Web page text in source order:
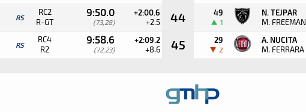
RS
RC2
R-GT
9:50.0
(73,28)
+2:00.6
+2.5 44 49
1
N. TEJPAR
M. FREEMAN
RS
RC4
R2
9:58.6
(72,23)
+2:09.2
+8.6 45 29
2
A. NUCITA
M. FERRARA